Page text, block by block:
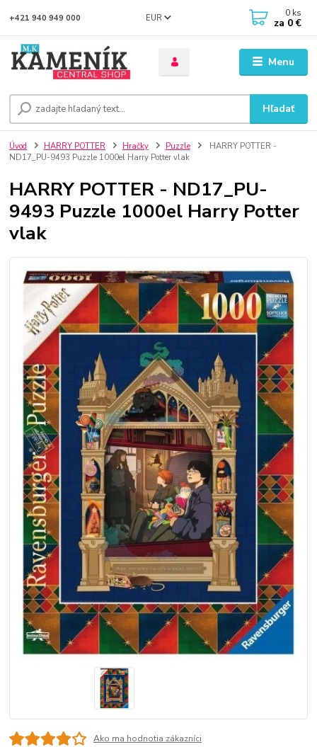
Menu
EUR
Hľadať
+421 940 949 000 0 ks
za 0 €
Úvod HARRY POTTER Hračky Puzzle
HARRY POTTER -
ND17_PU-9493 Puzzle 1000el Harry Potter vlak
HARRY POTTER - ND17_PU-
9493 Puzzle 1000el Harry Potter
vlak
Ako ma hodnotia zákazníci